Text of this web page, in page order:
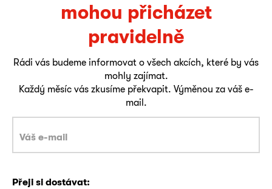
mohou přicházet
pravidelně
Rádi vás budeme informovat o všech akcích, které by vás
mohly zajímat.
Každý měsíc vás zkusíme překvapit. Výměnou za váš e-
mail.
Přeji si dostávat: